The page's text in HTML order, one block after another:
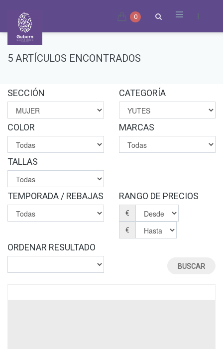
0
5 ARTÍCULOS ENCONTRADOS
SECCIÓN CATEGORÍA
COLOR MARCAS
TALLAS
TEMPORADA / REBAJAS RANGO DE PRECIOS
€
€
ORDENAR RESULTADO